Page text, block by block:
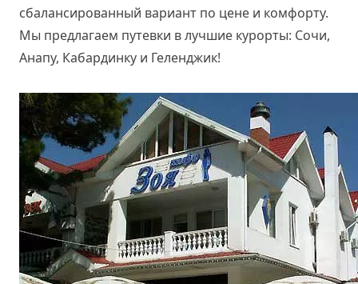
сбалансированный вариант по цене и комфорту.
Мы предлагаем путевки в лучшие курорты: Сочи,
Анапу, Кабардинку и Геленджик!